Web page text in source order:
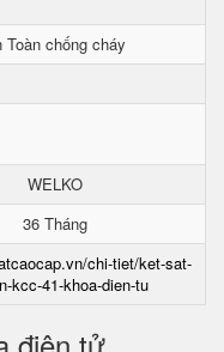
Toàn chống cháy
WELKO
36 Tháng
chi-tiet/ket-sat-
kcc-41-khoa-dien-tu